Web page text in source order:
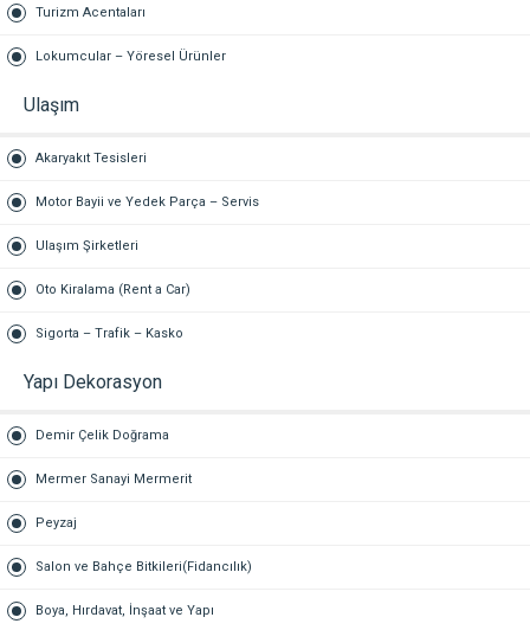
Turizm Acentaları
Lokumcular – Yöresel Ürünler
Ulaşım
Akaryakıt Tesisleri
Motor Bayii ve Yedek Parça – Servis
Ulaşım Şirketleri
Oto Kiralama (Rent a Car)
Sigorta – Trafik – Kasko
Yapı Dekorasyon
Demir Çelik Doğrama
Mermer Sanayi Mermerit
Peyzaj
Salon ve Bahçe Bitkileri(Fidancılık)
Boya, Hırdavat, İnşaat ve Yapı